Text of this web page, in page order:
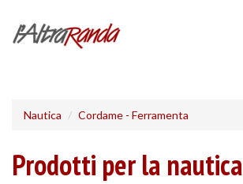
Nautica Cordame - Ferramenta
Prodotti per la nautica